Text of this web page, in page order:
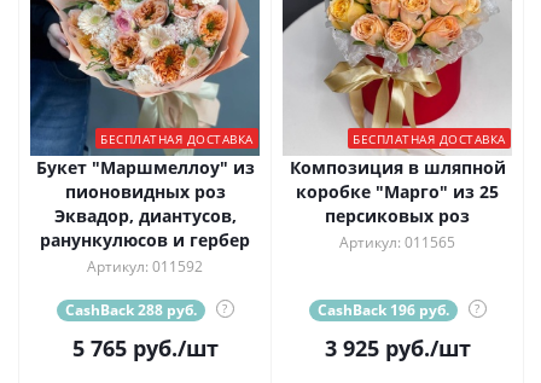
БЕСПЛАТНАЯ ДОСТАВКА
Букет "Маршмеллоу" из
пионовидных роз
Эквадор, диантусов,
ранункулюсов и гербер
Артикул: 011592
CashBack 288 руб. ?
5 765руб./шт
БЕСПЛАТНАЯ ДОСТАВКА
Композиция в шляпной
коробке "Марго" из 25
персиковых роз
Артикул: 011565
CashBack 196 руб. ?
3 925руб./шт